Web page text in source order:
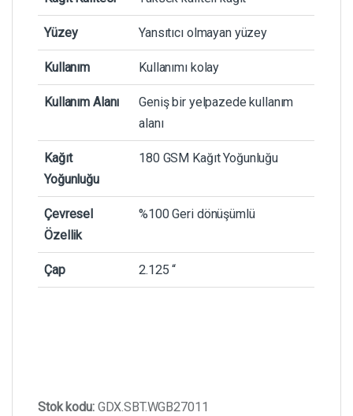
Yüzey Yansıtıcı olmayan yüzey
Kullanım Kullanımı kolay
Kullanım Alanı
Geniş bir yelpazede kullanım
alanı
Kağıt
Yoğunluğu
180 GSM Kağıt Yoğunluğu
Çevresel
Özellik
%100 Geri dönüşümlü
Çap 2.125 “
Stok kodu: GDX.SBT.WGB27011